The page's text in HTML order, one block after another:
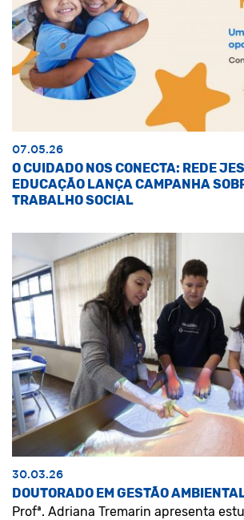
07.05.26
O CUIDADO NOS CONECTA: REDE
EDUCAÇÃO LANÇA CAMPANHA
TRABALHO SOCIAL
30.03.26
DOUTORADO EM GESTÃO
Profª. Adriana Tremarin apresenta